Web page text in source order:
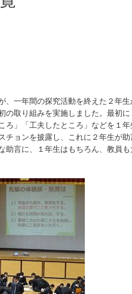
、一年間の探究活動を終えた２年
の取り組みを実施しました。最初
ろ」「工夫したところ」などを１
チョンを披露し、これに２年生が
助言に、１年生はもちろん、教員